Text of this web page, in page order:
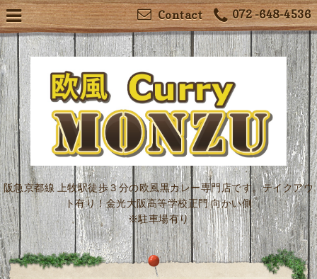
072 -648-4536
Contact
阪急京都線 上牧駅徒歩３分の欧風黒カレー専門店です。テイクアウ
ト有り！金光大阪高等学校正門 向かい側
※駐車場有り